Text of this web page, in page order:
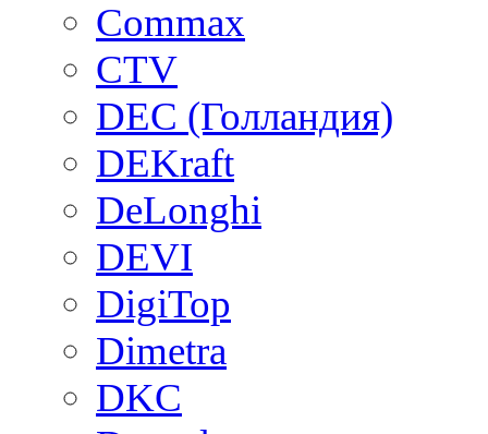
Commax
CTV
DEC (Голландия)
DEKraft
DeLonghi
DEVI
DigiTop
Dimetra
DKC